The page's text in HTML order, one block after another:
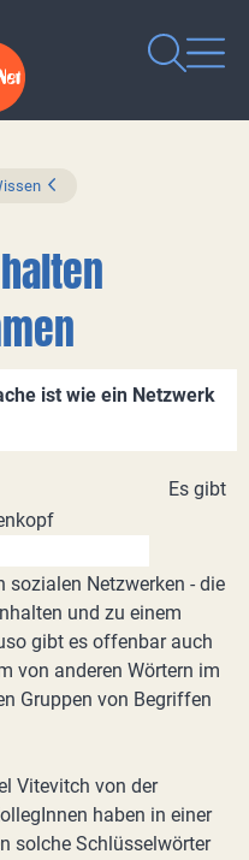
ist wie ein Netzwerk
Es gibt
sozialen Netzwerken - die
und zu einem
gibt es offenbar auch
von anderen Wörtern im
Gruppen von Begriffen
Vitevitch von der
haben in einer
solche Schlüsselwörter